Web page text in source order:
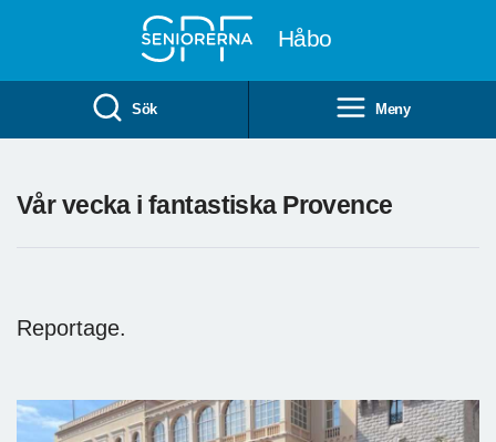
Håbo
Sök Meny
Vår vecka i fantastiska Provence
Reportage.